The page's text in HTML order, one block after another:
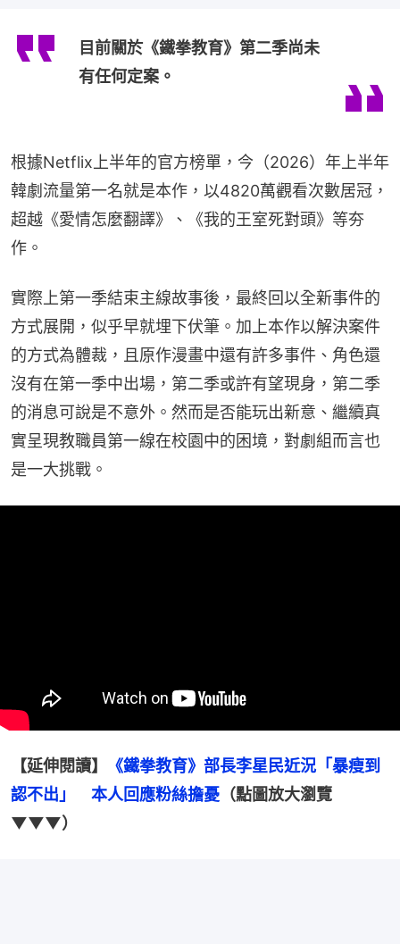
目前關於《鐵拳教育》第二季尚未
有任何定案。
根據Netflix上半年的官方榜單，今（2026）年上半年
韓劇流量第一名就是本作，以4820萬觀看次數居冠，
超越《愛情怎麼翻譯》、《我的王室死對頭》等夯
作。
實際上第一季結束主線故事後，最終回以全新事件的
方式展開，似乎早就埋下伏筆。加上本作以解決案件
的方式為體裁，且原作漫畫中還有許多事件、角色還
沒有在第一季中出場，第二季或許有望現身，第二季
的消息可說是不意外。然而是否能玩出新意、繼續真
實呈現教職員第一線在校園中的困境，對劇組而言也
是一大挑戰。
【延伸閱讀】
《鐵拳教育》部長李星民近況「暴瘦到
認不出」　本人回應粉絲擔憂 （點圖放大瀏覽
▼▼▼）